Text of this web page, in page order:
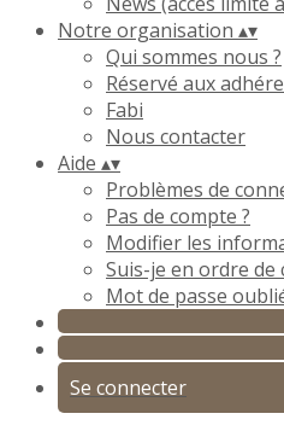
Notre organisation ▴▾
Qui sommes nous ?
Réservé aux
Fabi
Nous contacter
Aide ▴▾
Problèmes de
Pas de compte ?
Modifier les
Suis-je en ordre de
Mot de passe
Se connecter